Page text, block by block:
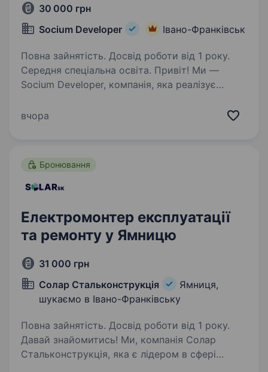
30 000 грн
Socium Developer
Івано-Франківськ
Повна зайнятість. Досвід роботи від 1 року.
Середня спеціальна освіта. Привіт! Ми —
Socium Developer, компанія, яка реалізує
будівництва в Івано-Франківську. Якщо
вчора
Бронювання
Електромонтер експлуатації
та ремонту у Ямницю
31 000 грн
Солар Стальконструкція
Ямниця,
шукаємо в Івано-Франківську
Повна зайнятість. Досвід роботи від 1 року.
Давай знайомитись! Ми, компанія Солар
Стальконструкція, яка є лідером в сфері